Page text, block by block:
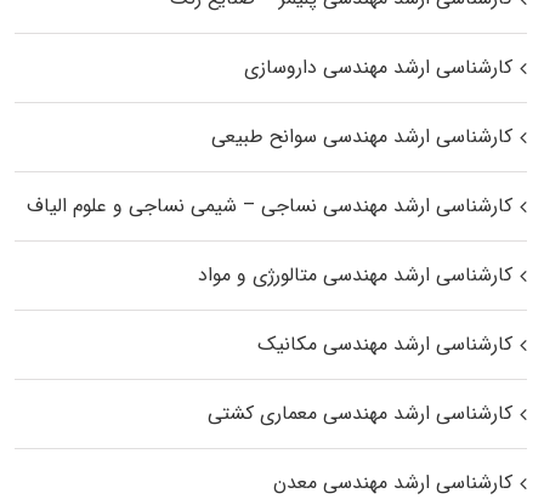
کارشناسی ارشد مهندسی داروسازی
کارشناسی ارشد مهندسی سوانح طبیعی
کارشناسی ارشد مهندسی نساجی – شیمی نساجی و علوم الیاف
کارشناسی ارشد مهندسی متالورژی و مواد
کارشناسی ارشد مهندسی مکانیک
کارشناسی ارشد مهندسی معماری کشتی
کارشناسی ارشد مهندسی معدن